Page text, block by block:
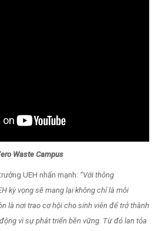
Waste Campus
UEH nhấn mạnh: “Với thông
kỳ vọng sẽ mang lại không chỉ là môi
là nơi trao cơ hội cho sinh viên để trở thành
vì sự phát triển bền vững. Từ đó lan tỏa